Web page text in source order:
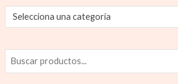
Selecciona una categoría